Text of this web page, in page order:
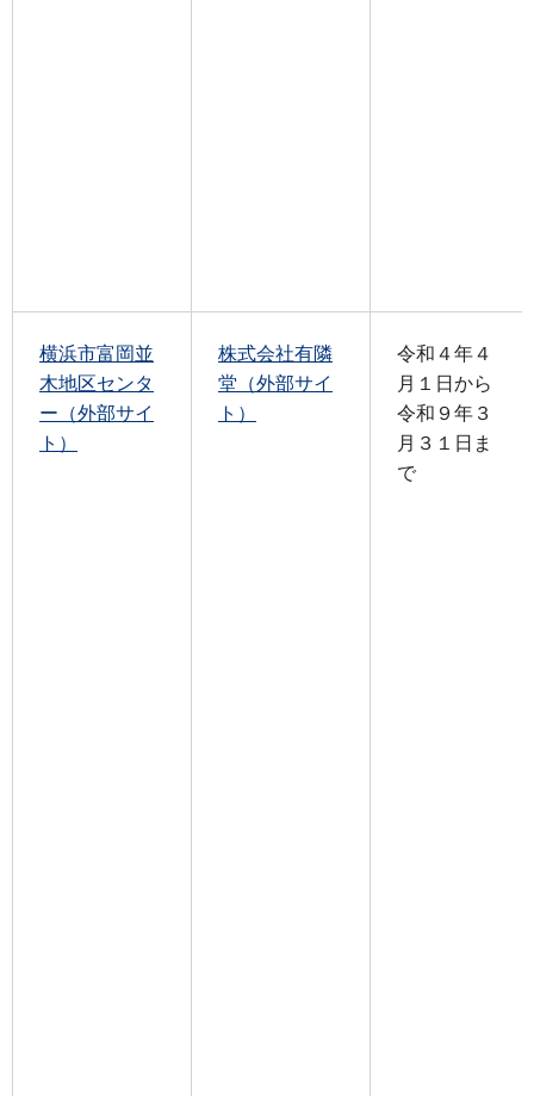
横浜市富岡並
木地区センタ
ー（外部サイ
ト）
株式会社有隣
堂（外部サイ
ト）
令和４年４
月１日から
令和９年３
月３１日ま
で